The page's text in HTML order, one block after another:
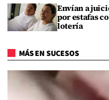
Envían a
por estafas
lotería
MÁS EN SUCESOS